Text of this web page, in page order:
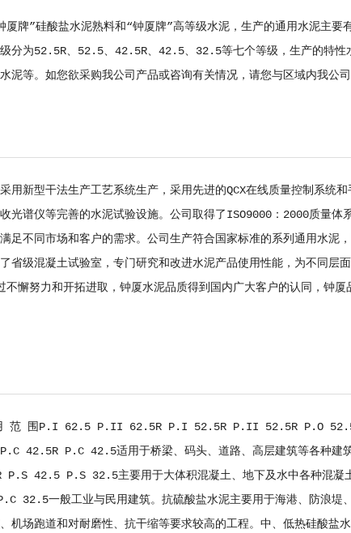
厦牌”硅酸盐水泥熟料和“钟厦牌”高等级水泥，生产的通用水泥主
分为52.5R、52.5、42.5R、42.5、32.5等七个等级，生产的特性
泥等。如您欲采购我公司产品或咨询有关情况，请您与区域内我公
用新型干法生产工艺系统生产，采用先进的QCX在线质量控制系统
光谱仪等完善的水泥试验设施。公司取得了ISO9000：2000质量体
足不同市场和客户的需求。公司生产符合国家标准的系列通用水泥
省级混凝土试验室，专门研究和改进水泥产品使用性能，为不同层
不懈努力和开拓进取，钟厦水泥品质得到国内广大客户的认同，钟
范 围P.I 62.5 P.II 62.5R P.I 52.5R P.II 52.5R P.O 52.5R配
42.5R P.C 42.5适用于桥梁、码头、道路、高层建筑等各种建筑
42.5 P.S 32.5主要用于大体积混凝土、地下及水中各种混凝
32.5一般工业与民用建筑。抗硫酸盐水泥主要用于海港、防浪堤
机场跑道和对耐磨性、抗干缩等要求较高的工程。中、低热硅酸盐